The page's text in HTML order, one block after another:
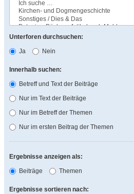
Unterforen durchsuchen:
Ja
Nein
Innerhalb suchen:
Betreff und Text der Beiträge
Nur im Text der Beiträge
Nur im Betreff der Themen
Nur im ersten Beitrag der Themen
Ergebnisse anzeigen als:
Beiträge
Themen
Ergebnisse sortieren nach: